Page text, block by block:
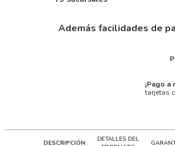
Además facilidades de
¡Pago a
tarjetas
DESCRIPCIÓN
DETALLES DEL